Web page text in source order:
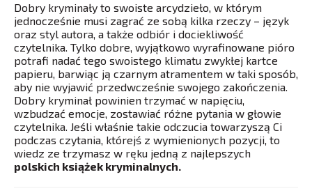
Dobry kryminały to swoiste arcydzieło, w którym
jednocześnie musi zagrać ze sobą kilka rzeczy – język
oraz styl autora, a także odbiór i dociekliwość
czytelnika. Tylko dobre, wyjątkowo wyrafinowane pióro
potrafi nadać tego swoistego klimatu zwykłej kartce
papieru, barwiąc ją czarnym atramentem w taki sposób,
aby nie wyjawić przedwcześnie swojego zakończenia.
Dobry kryminał powinien trzymać w napięciu,
wzbudzać emocje, zostawiać różne pytania w głowie
czytelnika. Jeśli właśnie takie odczucia towarzyszą Ci
podczas czytania, którejś z wymienionych pozycji, to
wiedz ze trzymasz w ręku jedną z najlepszych
polskich książek kryminalnych.